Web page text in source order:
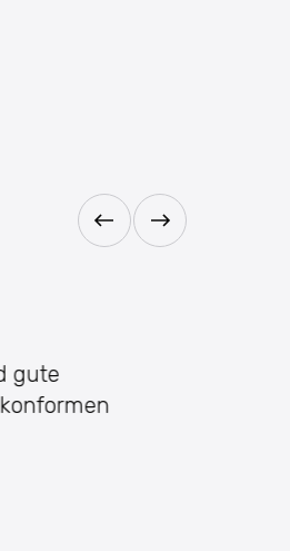
gute